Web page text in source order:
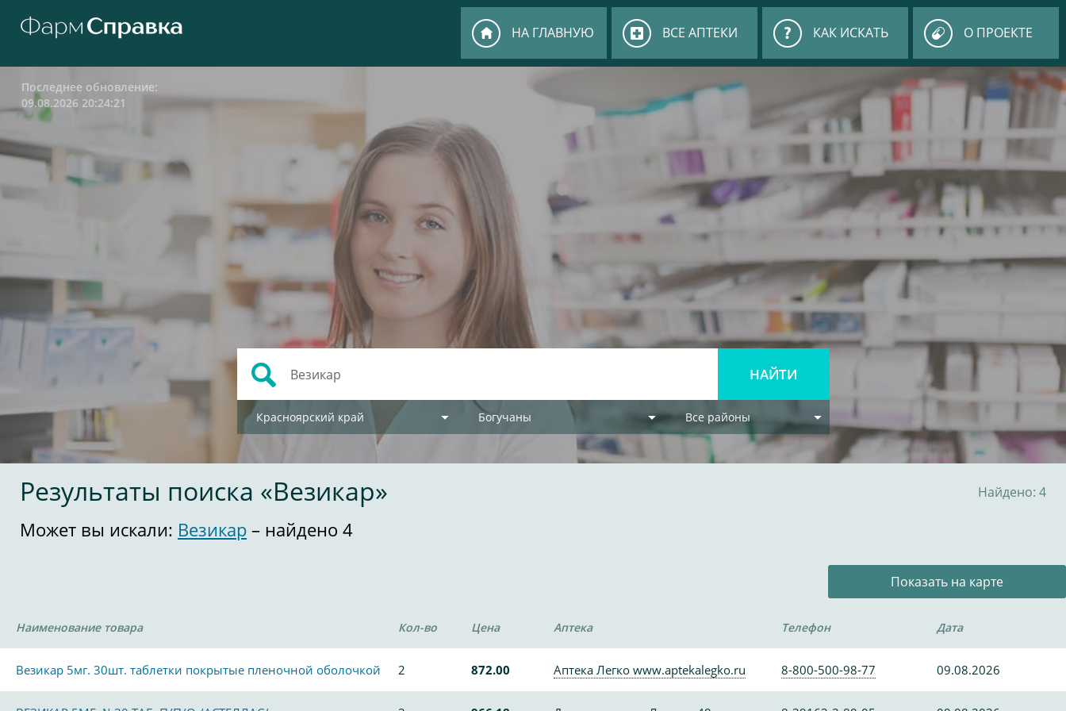
НА ГЛАВНУЮ ВСЕ АПТЕКИ КАК ИСКАТЬ О ПРОЕКТЕ
Последнее обновление:
09.08.2026 20:24:21
Красноярский край Богучаны Все районы
Результаты поиска «Везикар» Найдено: 4
Может вы искали: Везикар – найдено 4
Показать на карте
Наименование товара Кол-во Цена Аптека Телефон Дата
Везикар 5мг. 30шт. таблетки покрытые пленочной оболочкой 2 872.00 Аптека Легко www.aptekalegko.ru 8-800-500-98-77 09.08.2026